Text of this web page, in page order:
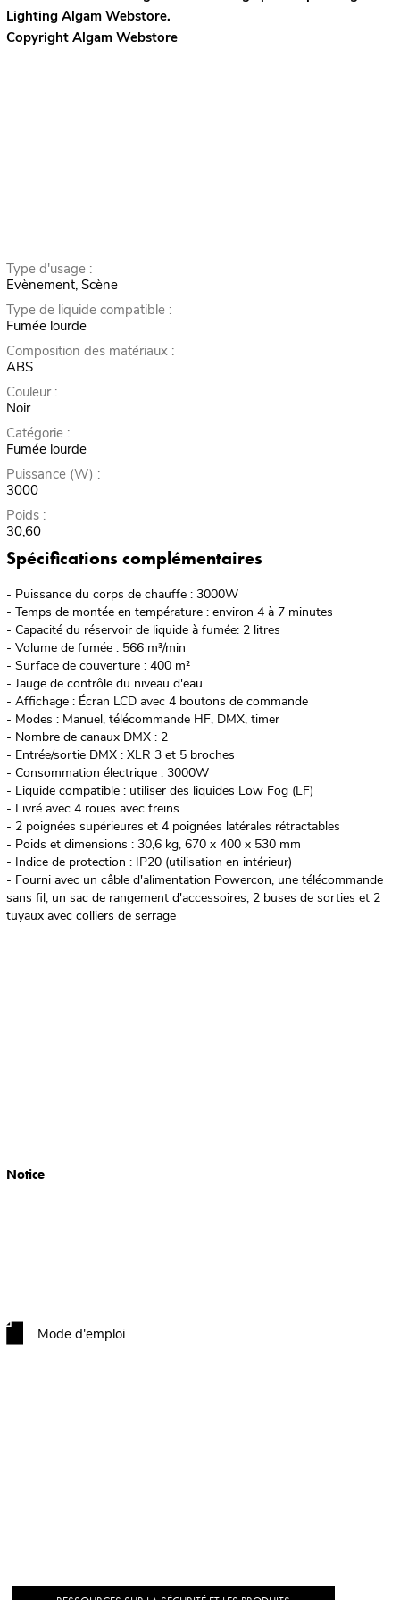
LightingAlgam Webstore.
Copyright Algam Webstore
Type d'usage :
Evènement, Scène
Type de liquide compatible :
Fumée lourde
Composition des matériaux :
ABS
Couleur :
Noir
Catégorie :
Fumée lourde
Puissance (W) :
3000
Poids :
30,60
Spécifications complémentaires
- Puissance du corps de chauffe : 3000W
- Temps de montée en température : environ 4 à 7 minutes
- Capacité du réservoir de liquide à fumée: 2 litres
- Volume de fumée : 566 m³/min
- Surface de couverture : 400 m²
- Jauge de contrôle du niveau d'eau
- Affichage : Écran LCD avec 4 boutons de commande
- Modes : Manuel, télécommande HF, DMX, timer
- Nombre de canaux DMX : 2
- Entrée/sortie DMX : XLR 3 et 5 broches
- Consommation électrique : 3000W
- Liquide compatible : utiliser des liquides Low Fog (LF)
- Livré avec 4 roues avec freins
- 2 poignées supérieures et 4 poignées latérales rétractables
- Poids et dimensions : 30,6 kg, 670 x 400 x 530 mm
- Indice de protection : IP20 (utilisation en intérieur)
- Fourni avec un câble d'alimentation Powercon, une télécommande
sans fil, un sac de rangement d'accessoires, 2 buses de sorties et 2
tuyaux avec colliers de serrage
Notice
Mode d'emploi